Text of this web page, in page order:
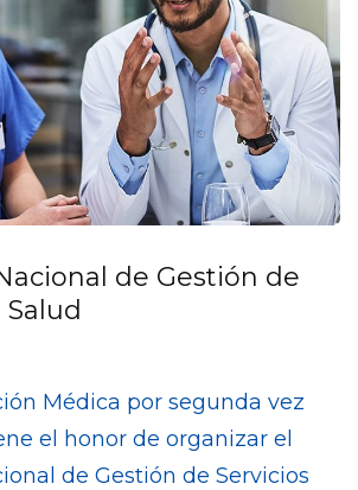
de Gestión de
Médica por segunda vez
el honor de organizar el
de Gestión de Servicios